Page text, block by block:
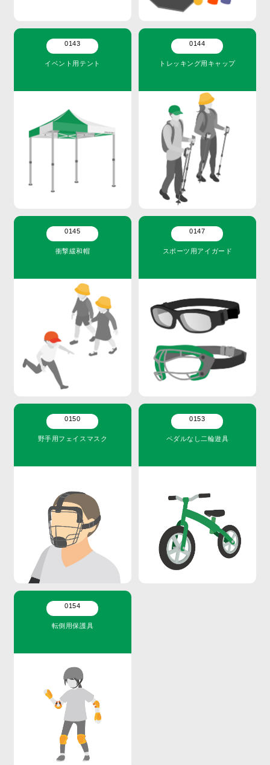
0143
イベント用テント
0144
トレッキング用キャップ
0145
衝撃緩和帽
0147
スポーツ用アイガード
0150
野手用フェイスマスク
0153
ペダルなし二輪遊具
0154
転倒用保護具